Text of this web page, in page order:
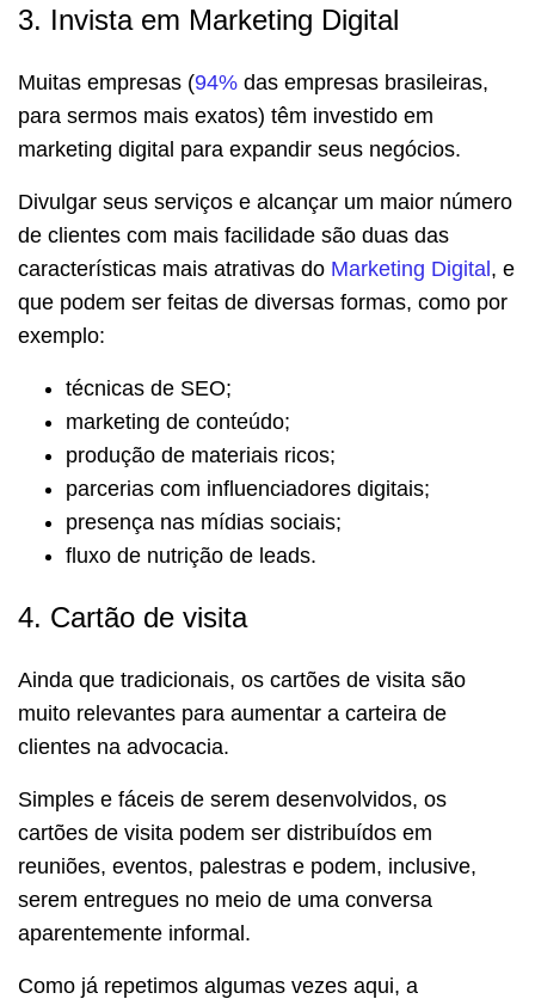
3. Invista em Marketing Digital
Muitas empresas (94% das empresas brasileiras,
para sermos mais exatos) têm investido em
marketing digital para expandir seus negócios.
Divulgar seus serviços e alcançar um maior número
de clientes com mais facilidade são duas das
características mais atrativas do Marketing Digital, e
que podem ser feitas de diversas formas, como por
exemplo:
técnicas de SEO;
marketing de conteúdo;
produção de materiais ricos;
parcerias com influenciadores digitais;
presença nas mídias sociais;
fluxo de nutrição de leads.
4. Cartão de visita
Ainda que tradicionais, os cartões de visita são
muito relevantes para aumentar a carteira de
clientes na advocacia.
Simples e fáceis de serem desenvolvidos, os
cartões de visita podem ser distribuídos em
reuniões, eventos, palestras e podem, inclusive,
serem entregues no meio de uma conversa
aparentemente informal.
Como já repetimos algumas vezes aqui, a